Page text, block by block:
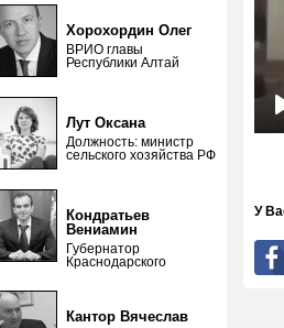
Хорохордин Олег
ВРИО главы
Республики Алтай
Лут Оксана
Должность: министр
сельского хозяйства РФ
Кондратьев
Вениамин
Губернатор
Краснодарского
Кантор Вячеслав
У